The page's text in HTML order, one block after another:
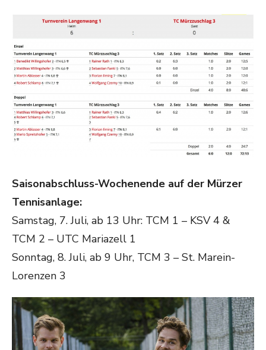
Saisonabschluss-Wochenende auf der Mürzer
Tennisanlage:
Samstag, 7. Juli, ab 13 Uhr: TCM 1 – KSV 4 &
TCM 2 – UTC Mariazell 1
Sonntag, 8. Juli, ab 9 Uhr, TCM 3 – St. Marein-
Lorenzen 3